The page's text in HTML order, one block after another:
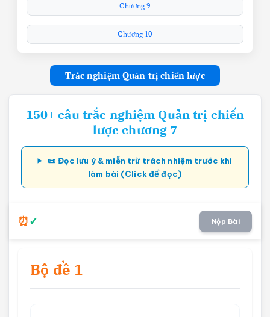
Chương 9
Chương 10
Trắc nghiệm Quản trị chiến lược
150+ câu trắc nghiệm Quản trị chiến
lược chương 7
📜 Đọc lưu ý & miễn trừ trách nhiệm trước khi
làm bài (Click để đọc)
Nộp Bài
Bộ đề 1